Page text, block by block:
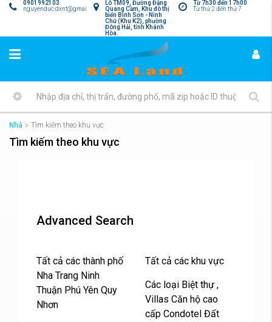
Từ 7h30 đến 17h00
Từ thứ 2 đến thứ 7
Lô TM09, Đường Đặng
Quang Cầm, Khu đô thị
biển Bình Sơn - Ninh
Chữ (Khu K2), phường
Đông Hải, tỉnh Khánh
Hòa.
0901992103
nguyenduc.dxnt@gmail.com
Nhà Tìm kiếm theo khu vực
Tìm kiếm theo khu vực
Advanced Search
Tất cả các thành phố
Nha Trang Ninh
Thuận Phú Yên Quy
Nhơn
Tất cả các khu vực
Các loại Biệt thự ,
Villas Căn hộ cao
cấp Condotel Đất